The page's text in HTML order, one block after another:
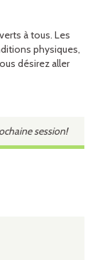
à tous. Les
physiques,
désirez aller
session!